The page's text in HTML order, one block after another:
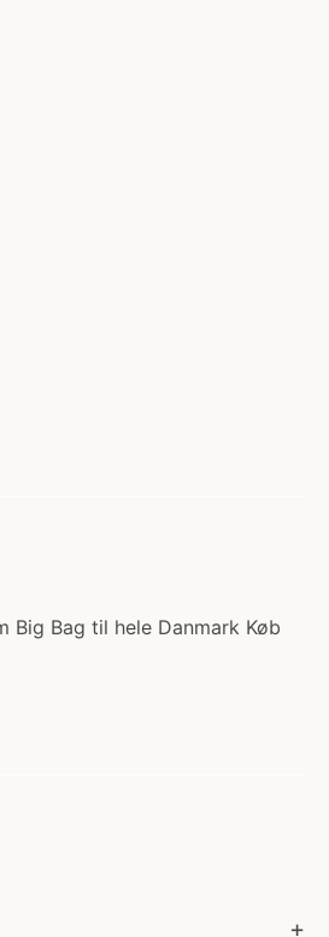
Big Bag til hele Danmark Køb